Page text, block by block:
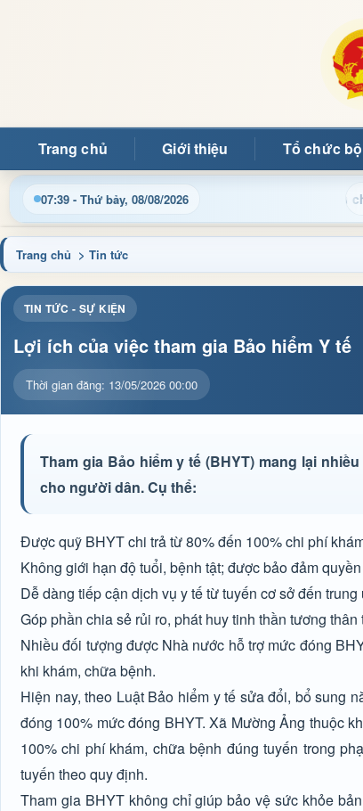
Trang chủ Giới thiệu Tổ chức
07:39 - Thứ bảy, 08/08/2026
hành chính và tin tức địa phương nhanh chóng, chính
Trang chủ > Tin tức
TIN TỨC - SỰ KIỆN
Lợi ích của việc tham gia Bảo hiểm Y tế
Thời gian đăng: 13/05/2026 00:00
Tham gia Bảo hiểm y tế (BHYT) mang lại
cho người dân. Cụ thể:
Được quỹ BHYT chi trả từ 80% đến 100% chi phí
Không giới hạn độ tuổi, bệnh tật; được bảo đảm
Dễ dàng tiếp cận dịch vụ y tế từ tuyến cơ sở đến trung
Góp phần chia sẻ rủi ro, phát huy tinh thần tương
Nhiều đối tượng được Nhà nước hỗ trợ mức đóng
khi khám, chữa bệnh.
Hiện nay, theo Luật Bảo hiểm y tế sửa đổi, bổ sung
đóng 100% mức đóng BHYT. Xã Mường Ảng thuộc
100% chi phí khám, chữa bệnh đúng tuyến trong
tuyến theo quy định.
Tham gia BHYT không chỉ giúp bảo vệ sức khỏe